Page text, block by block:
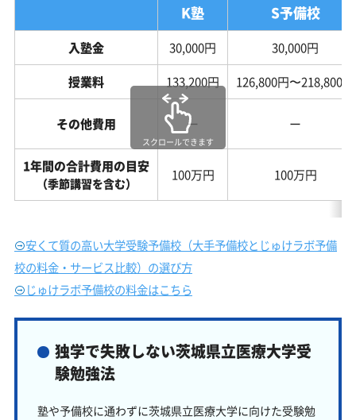
K塾 S予備校
入塾金 30,000円
30,000円
授業料
133,200円 126,800円〜218,800円
その他費用 ー ー
1年間の合計費用の目安
（季節講習を含む） 100万円 100万円
スクロールできます
安くて質の高い大学受験予備校（大手予備校とじゅけラボ予備
校の料金・サービス比較）の選び方
じゅけラボ予備校の料金はこちら
独学で失敗しない茨城県立医療大学受
験勉強法
塾や予備校に通わずに茨城県立医療大学に向けた受験勉